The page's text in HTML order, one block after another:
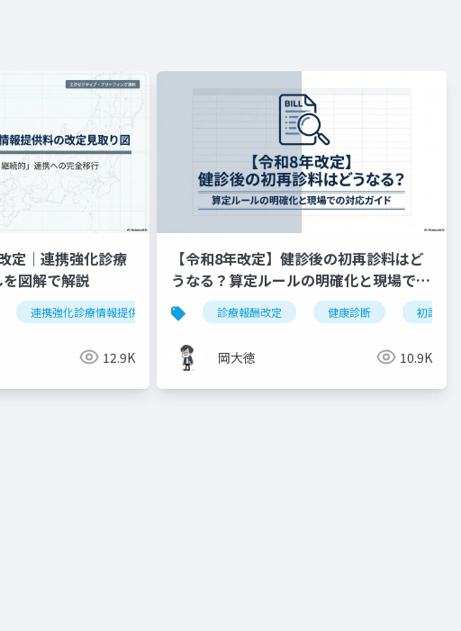
定｜連携強化診療
図解で解説
連携強化診療情報提供料 令和8年度 外来機能分化 かかりつけ
12.9K
【令和8年改定】健診後の初再診料はど
うなる？算定ルールの明確化と現場での
対応ガイド診療報酬改定 健康診断 初診料
岡大徳 10.9K